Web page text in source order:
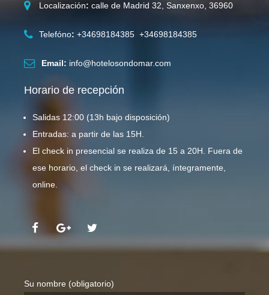
Localización: calle de Madrid 32, Sanxenxo, 36960
Telefóno: +34698184385 +34698184385
Email: info@hotelosondomar.com
Horario de recepción
Salidas 12:00 (13h bajo disposición)
Entradas: a partir de las 15H.
El check in presencial se realiza de 15 a 20H. Fuera de
ese horario, el check in se realizará, íntegramente,
online.
Su nombre (obligatorio)